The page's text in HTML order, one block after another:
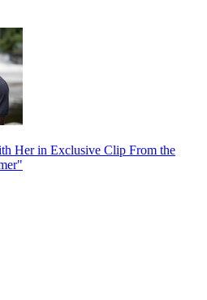
Her in Exclusive Clip From the